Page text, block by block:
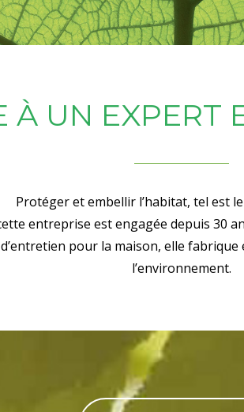
À UN EXPERT
Protéger et embellir l’habitat, tel est
entreprise est engagée depuis 30
pour la maison, elle
l’environnement.